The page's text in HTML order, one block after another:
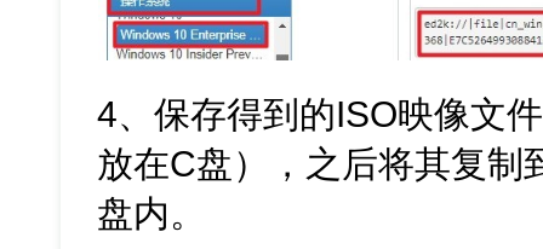
4、保存得到的ISO映像文
放在C盘），之后将其复制
盘内。